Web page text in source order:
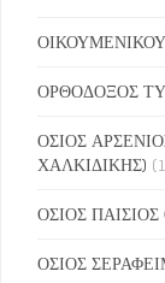
ΟΡΘΟΔΟΞΟΣ
ΟΣΙΟΣ
ΧΑΛΚΙΔΙΚΗΣ)
ΟΣΙΟΣ
ΟΣΙΟΣ